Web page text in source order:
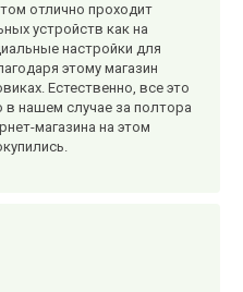
отлично проходит
устройств как на
настройки для
этому магазин
Естественно, все это
в нашем случае за полтора
магазина на этом